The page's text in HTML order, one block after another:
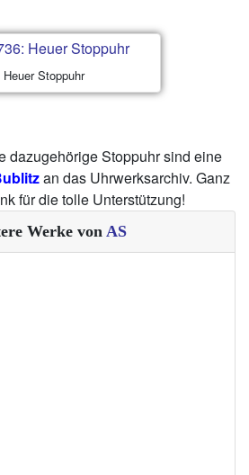
Heuer Stoppuhr
dazugehörige Stoppuhr sind eine
an das Uhrwerksarchiv. Ganz
für die tolle Unterstützung!
Werke von AS